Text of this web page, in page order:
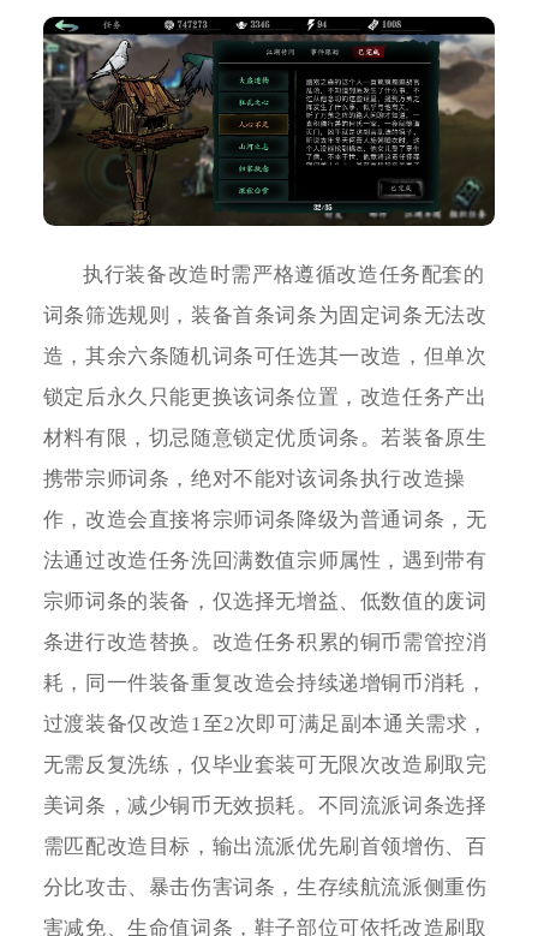
执行装备改造时需严格遵循改造任务配套的
词条筛选规则，装备首条词条为固定词条无法改
造，其余六条随机词条可任选其一改造，但单次
锁定后永久只能更换该词条位置，改造任务产出
材料有限，切忌随意锁定优质词条。若装备原生
携带宗师词条，绝对不能对该词条执行改造操
作，改造会直接将宗师词条降级为普通词条，无
法通过改造任务洗回满数值宗师属性，遇到带有
宗师词条的装备，仅选择无增益、低数值的废词
条进行改造替换。改造任务积累的铜币需管控消
耗，同一件装备重复改造会持续递增铜币消耗，
过渡装备仅改造1至2次即可满足副本通关需求，
无需反复洗练，仅毕业套装可无限次改造刷取完
美词条，减少铜币无效损耗。不同流派词条选择
需匹配改造目标，输出流派优先刷首领增伤、百
分比攻击、暴击伤害词条，生存续航流派侧重伤
害减免、生命值词条，鞋子部位可依托改造刷取